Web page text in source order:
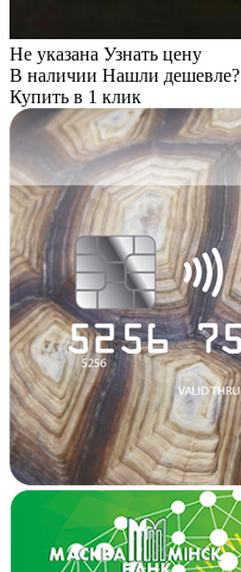
Не указана Узнать цену
В наличии Нашли дешевле?
Купить в 1 клик